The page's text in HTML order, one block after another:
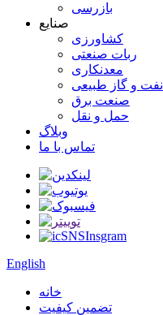
بازرسی
صنایع
کشاورزی
ربات صنعتی
معدنکاری
نفت و گاز طبیعی
صنعت برق
حمل و نقل
وبلاگ
تماس با ما
English
خانه
تضمین کیفیت